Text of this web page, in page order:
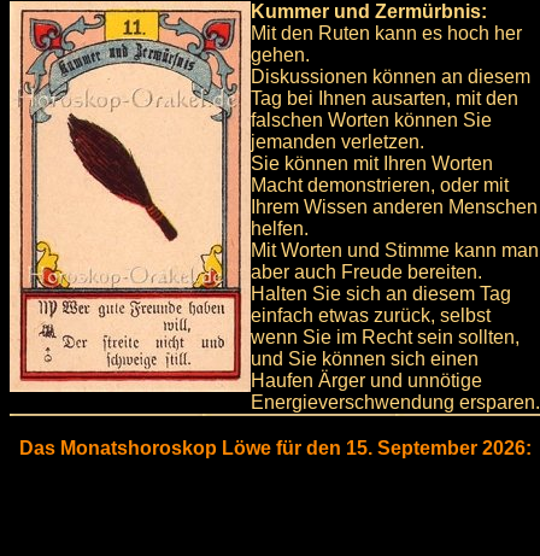
Kummer und Zermürbnis:
Mit den Ruten kann es hoch her
gehen.
Diskussionen können an diesem
Tag bei Ihnen ausarten, mit den
falschen Worten können Sie
jemanden verletzen.
Sie können mit Ihren Worten
Macht demonstrieren, oder mit
Ihrem Wissen anderen Menschen
helfen.
Mit Worten und Stimme kann man
aber auch Freude bereiten.
Halten Sie sich an diesem Tag
einfach etwas zurück, selbst
wenn Sie im Recht sein sollten,
und Sie können sich einen
Haufen Ärger und unnötige
Energieverschwendung ersparen.
Das Monatshoroskop Löwe für den 15. September 2026: